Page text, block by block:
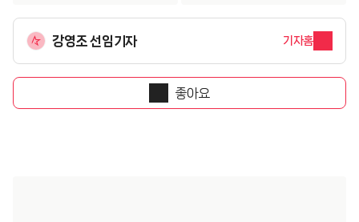
강영조 선임기자 기자홈
좋아요